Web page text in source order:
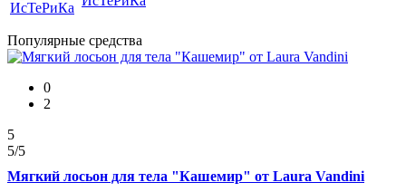
Популярные средства
0
2
5
5/5
Мягкий лосьон для тела "Кашемир" от Laura Vandini